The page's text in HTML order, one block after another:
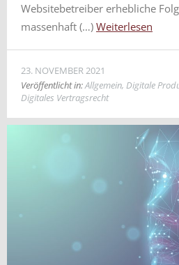
Websitebetreiber erhebliche
massenhaft (…) Weiterlesen
23. NOVEMBER 2021
Veröffentlicht in:Allgemein, Digitale
Digitales Vertragsrecht